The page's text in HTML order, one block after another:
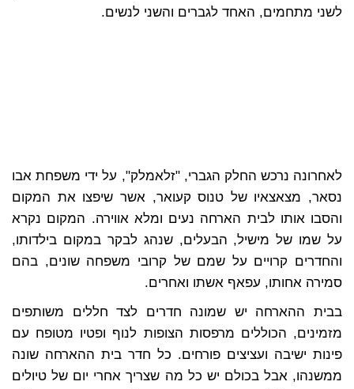
לשני מתחמים, האחד לגברים והשני לנשים.
לאחרונה נרכש החלק הגברי, "זלאמלק", על ידי משפחת אבו
נסאר, מצאצאיו של טנוס קעואר, אשר שיפצו את המקום
והסבו אותו לבית הארחה נעים ומלא אווירה. המקום נקרא
על שמו של מישיל, הבעלים, שנהג לבקר במקום בילדותו,
והחדרים קרויים על שמם של קרובי משפחה שונים, בהם
סמירה אחותו, עפאף אשתו ואחרים.
בבית ההארחה יש שמונה חדרים לצד חללים משותפים
מזמינים, הכוללים מרפסות הצופות לנוף ופטיו מטופח עם
פינות ישיבה ועציצים פורחים. כל חדר בית ההארחה שונה
ממשנהו, אבל בכולם יש כל מה שצריך אחרי יום של טיולים